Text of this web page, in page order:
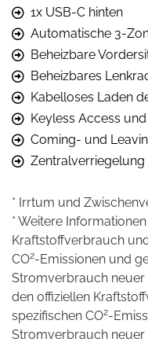
1x USB-C hinten
Automatische 3-
Beheizbare
Beheizbares
Kabelloses Laden
Keyless Access
Coming- und
Zentralverriegelung
* Irrtum und
* Weitere
Kraftstoffverbrauch
CO2-Emissionen und
Stromverbrauch neuer
den offiziellen
spezifischen CO2-
Stromverbrauch